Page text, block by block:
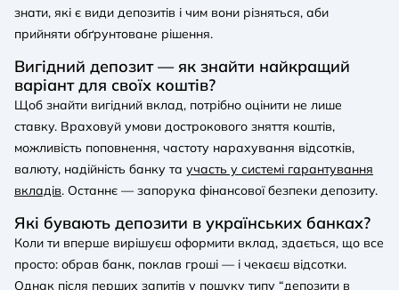
знати, які є види депозитів і чим вони різняться, аби
прийняти обґрунтоване рішення.
Вигідний депозит — як знайти найкращий
варіант для своїх коштів?
Щоб знайти вигідний вклад, потрібно оцінити не лише
ставку. Враховуй умови дострокового зняття коштів,
можливість поповнення, частоту нарахування відсотків,
валюту, надійність банку та участь у системі гарантування
вкладів. Останнє — запорука фінансової безпеки депозиту.
Які бувають депозити в українських банках?
Коли ти вперше вирішуєш оформити вклад, здається, що все
просто: обрав банк, поклав гроші — і чекаєш відсотки.
Однак після перших запитів у пошуку типу “депозити в